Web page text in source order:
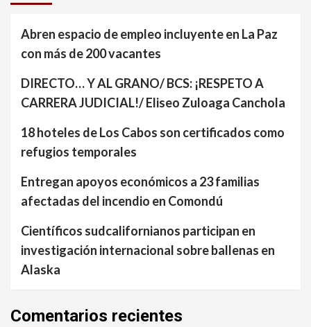
Abren espacio de empleo incluyente en La Paz
con más de 200 vacantes
DIRECTO… Y AL GRANO/ BCS: ¡RESPETO A
CARRERA JUDICIAL!/ Eliseo Zuloaga Canchola
18 hoteles de Los Cabos son certificados como
refugios temporales
Entregan apoyos económicos a 23 familias
afectadas del incendio en Comondú
Científicos sudcalifornianos participan en
investigación internacional sobre ballenas en
Alaska
Comentarios recientes